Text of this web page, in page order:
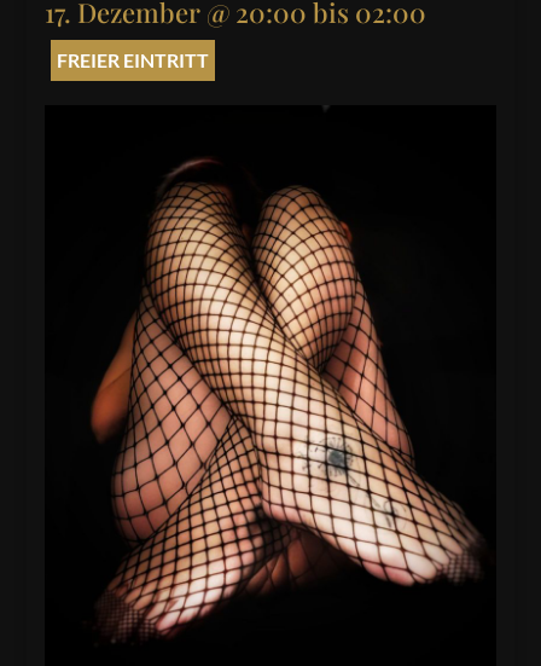
17. Dezember @ 20:00 bis 02:00
FREIER EINTRITT